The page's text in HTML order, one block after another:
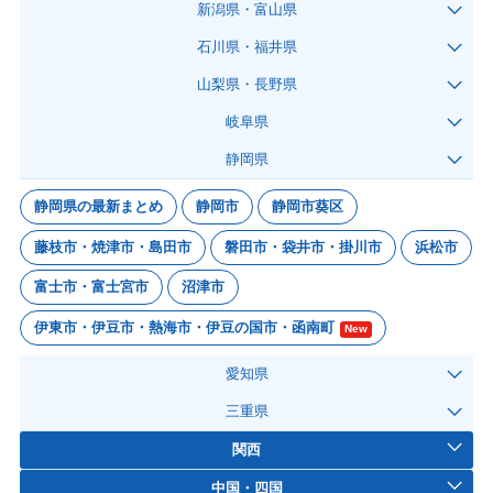
新潟県・富山県
石川県・福井県
山梨県・長野県
岐阜県
静岡県
静岡県の最新まとめ 静岡市 静岡市葵区
藤枝市・焼津市・島田市 磐田市・袋井市・掛川市 浜松市
富士市・富士宮市 沼津市
伊東市・伊豆市・熱海市・伊豆の国市・函南町 New
愛知県
三重県
関西
中国・四国